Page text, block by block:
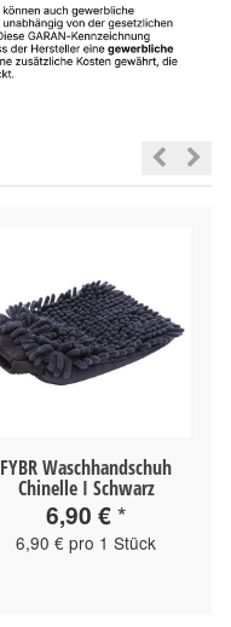
FYBR Waschhandschuh
Chinelle I Schwarz
6,90 €*
6,90 € pro 1 Stück